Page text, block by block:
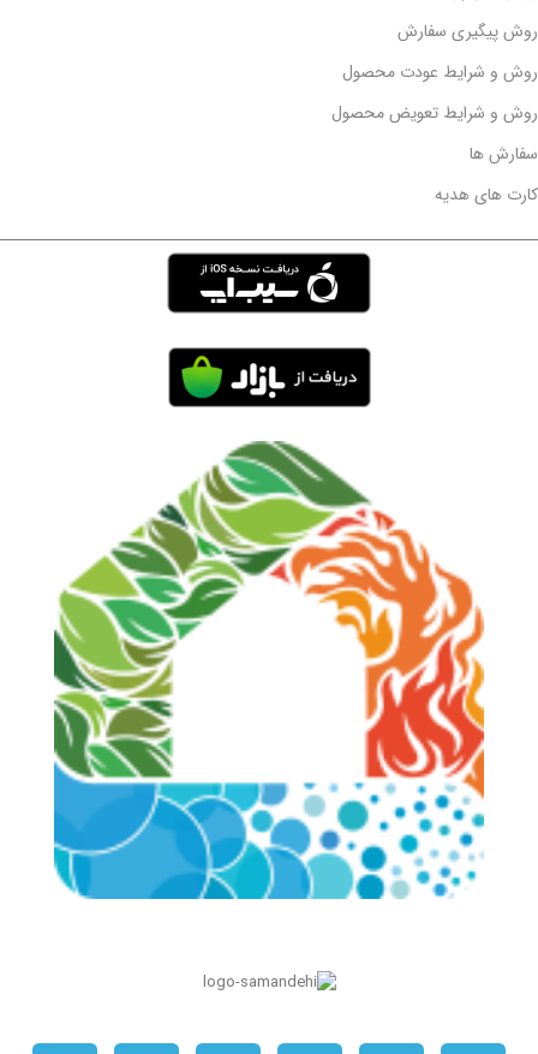
روش پیگیری سفارش
روش و شرایط عودت محصول
روش و شرایط تعویض محصول
سفارش ها
کارت های هدیه